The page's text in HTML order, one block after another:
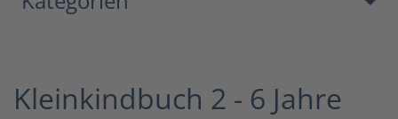
Kleinkindbuch 2 - 6 Jahre